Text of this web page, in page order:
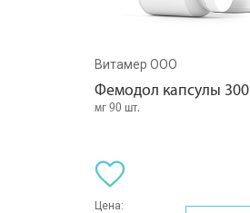
Витамер ООО
Фемодол капсулы 300
мг 90 шт.
Цена: